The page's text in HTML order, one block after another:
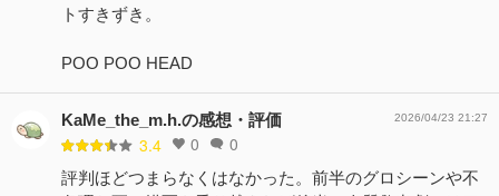
トすきずき。
POO POO HEAD
KaMe_the_m.h.の感想・評価
3.4 0 0
2026/04/23 21:27
評判ほどつまらなくはなかった。前半のグロシーンや不